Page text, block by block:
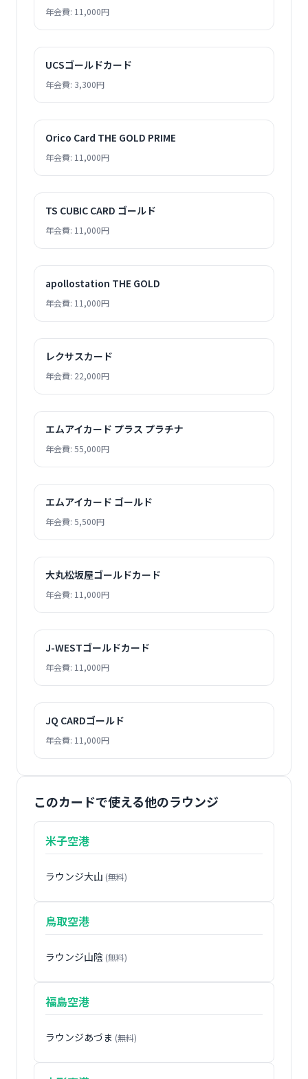
年会費: 11,000円
UCSゴールドカード
年会費: 3,300円
Orico Card THE GOLD PRIME
年会費: 11,000円
TS CUBIC CARD ゴールド
年会費: 11,000円
apollostation THE GOLD
年会費: 11,000円
レクサスカード
年会費: 22,000円
エムアイカード プラス プラチナ
年会費: 55,000円
エムアイカード ゴールド
年会費: 5,500円
大丸松坂屋ゴールドカード
年会費: 11,000円
J-WESTゴールドカード
年会費: 11,000円
JQ CARDゴールド
年会費: 11,000円
このカードで使える他のラウンジ
米子空港
ラウンジ大山 (無料)
鳥取空港
ラウンジ山陰 (無料)
福島空港
ラウンジあづま (無料)